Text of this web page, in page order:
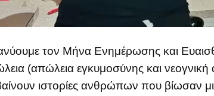
τον Μήνα Ενημέρωσης και
(απώλεια εγκυμοσύνης και
ιστορίες ανθρώπων που βίωσαν